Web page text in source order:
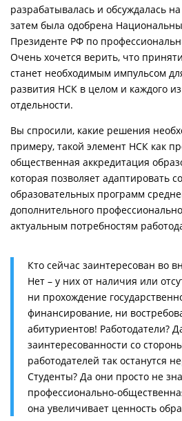
разрабатывалась и обсуждалась
затем была одобрена
Президенте РФ по
Очень хочется верить, что
станет необходимым импульсом
развития НСК в целом и каждого
отдельности.
Вы спросили, какие решения
примеру, такой элемент НСК как
общественная аккредитация
которая позволяет адаптировать
образовательных программ
дополнительного
актуальным потребностям
Кто сейчас заинтересован во
Нет – у них от наличия или
ни прохождение
финансирование, ни
абитуриентов! Работодатели?
заинтересованности со
работодателей так останутся
Студенты? Да они просто не
профессионально-
она увеличивает ценность